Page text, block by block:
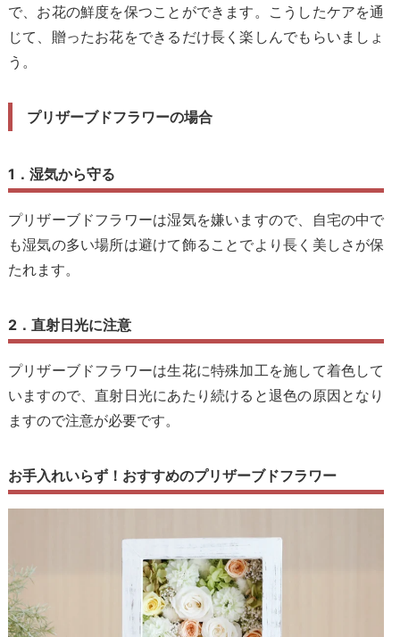
で、お花の鮮度を保つことができます。こうしたケアを通
じて、贈ったお花をできるだけ長く楽しんでもらいましょ
う。
プリザーブドフラワーの場合
1．湿気から守る
プリザーブドフラワーは湿気を嫌いますので、自宅の中で
も湿気の多い場所は避けて飾ることでより長く美しさが保
たれます。
2．直射日光に注意
プリザーブドフラワーは生花に特殊加工を施して着色して
いますので、直射日光にあたり続けると退色の原因となり
ますので注意が必要です。
お手入れいらず！おすすめのプリザーブドフラワー